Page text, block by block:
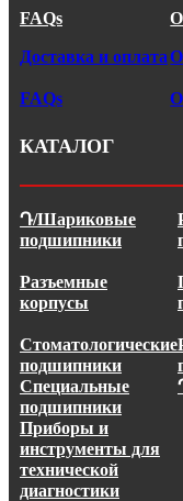
FAQs
Доставка и оплата
FAQs
КАТАЛОГ
Դ/Шариковые
подшипники
Разъемные
корпусы
Стоматологические
подшипники
Специальные
подшипники
Приборы и
инструменты для
технической
диагностики